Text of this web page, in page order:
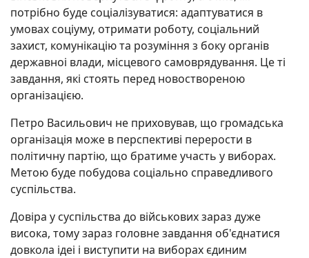
потрібно буде соціалізуватися: адаптуватися в
умовах соціуму, отримати роботу, соціальний
захист, комунікацію та розуміння з боку органів
державноі влади, місцевого самоврядування. Це ті
завдання, які стоять перед новоствореною
організацією.
Петро Васильович не приховував, що громадська
організація може в перспективі перерости в
політичну партію, що братиме участь у виборах.
Метою буде побудова соціально справедливого
суспільства.
Довіра у суспільства до військових зараз дуже
висока, тому зараз головне завдання об'єднатися
довкола ідеі і виступити на виборах єдиним